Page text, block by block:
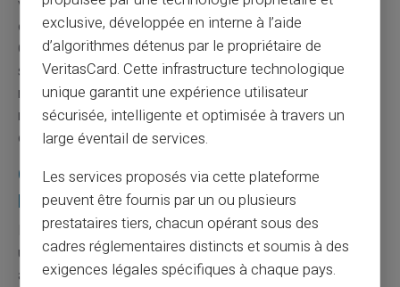
carte n'apparaissent pas sur d'autres relevés bancaires.
Cette discrétion permet d'éviter le regard des banques
sur certaines dépenses. L'autonomie financière
retrouvée améliore la qualité de vie. Card Veritas
respecte les normes européennes de protection des
données personnelles.
Conseils pratiques pour optimiser ses
paiements
planification budgétairedevient fondamentale avec
une carte prépayée. L'absence de découvert oblige à
anticiper ses dépenses principales. Cette contrainte
exclusive, développée en interne à l’aide
d’algorithmes détenus par le propriétaire de
VeritasCard. Cette infrastructure technologique
unique garantit une expérience utilisateur
sécurisée, intelligente et optimisée à travers un
large éventail de services.
Les services proposés via cette plateforme
peuvent être fournis par un ou plusieurs
prestataires tiers, chacun opérant sous des
cadres réglementaires distincts et soumis à des
exigences légales spécifiques à chaque pays.